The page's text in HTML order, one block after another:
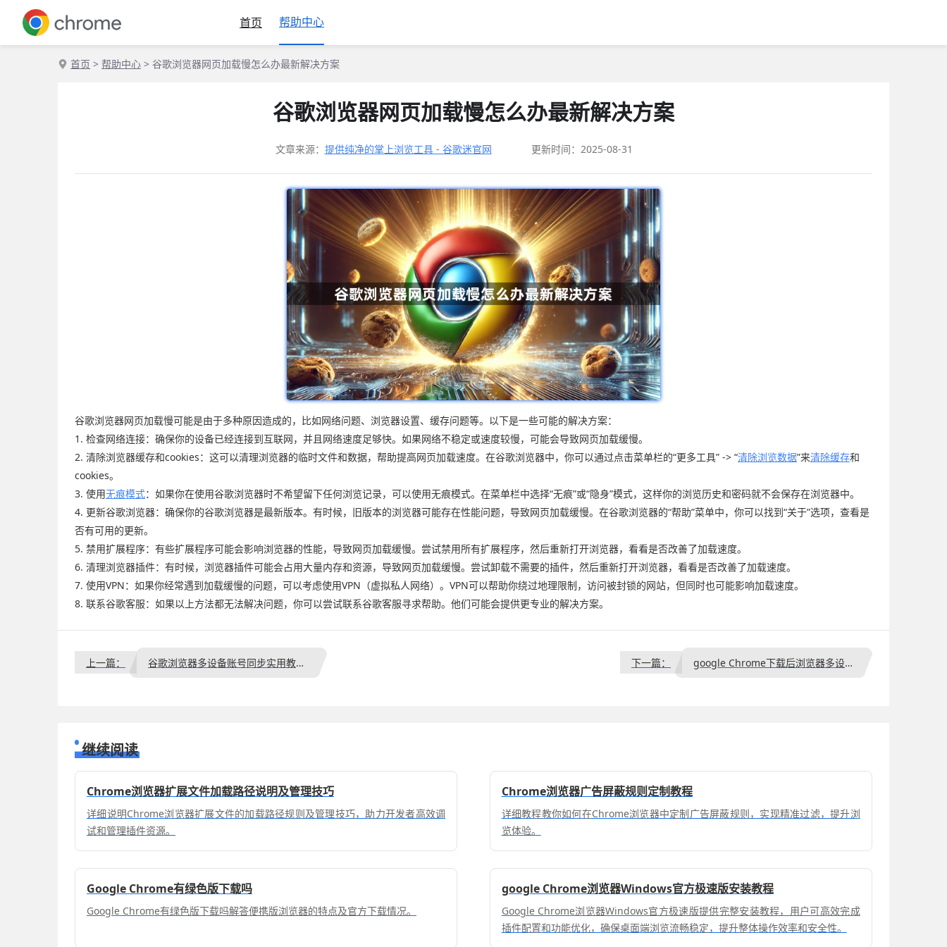
首页 帮助中心
首页 > 帮助中心 > 谷歌浏览器网页加载慢怎么办最新解决方案
谷歌浏览器网页加载慢怎么办最新解决方案
文章来源： 提供纯净的掌上浏览工具 - 谷歌迷官网 更新时间：2025-08-31
谷歌浏览器网页加载慢可能是由于多种原因造成的，比如网络问题、浏览器设置、缓存问题等。以下是一些可能的解决方案：
1. 检查网络连接：确保你的设备已经连接到互联网，并且网络速度足够快。如果网络不稳定或速度较慢，可能会导致网页加载缓慢。
2. 清除浏览器缓存和cookies：这可以清理浏览器的临时文件和数据，帮助提高网页加载速度。在谷歌浏览器中，你可以通过点击菜单栏的“更多工具” -> “清除浏览数据”来清除缓存和
cookies。
3. 使用无痕模式：如果你在使用谷歌浏览器时不希望留下任何浏览记录，可以使用无痕模式。在菜单栏中选择“无痕”或“隐身”模式，这样你的浏览历史和密码就不会保存在浏览器中。
4. 更新谷歌浏览器：确保你的谷歌浏览器是最新版本。有时候，旧版本的浏览器可能存在性能问题，导致网页加载缓慢。在谷歌浏览器的“帮助”菜单中，你可以找到“关于”选项，查看是
否有可用的更新。
5. 禁用扩展程序：有些扩展程序可能会影响浏览器的性能，导致网页加载缓慢。尝试禁用所有扩展程序，然后重新打开浏览器，看看是否改善了加载速度。
6. 清理浏览器插件：有时候，浏览器插件可能会占用大量内存和资源，导致网页加载缓慢。尝试卸载不需要的插件，然后重新打开浏览器，看看是否改善了加载速度。
7. 使用VPN：如果你经常遇到加载缓慢的问题，可以考虑使用VPN（虚拟私人网络）。VPN可以帮助你绕过地理限制，访问被封锁的网站，但同时也可能影响加载速度。
8. 联系谷歌客服：如果以上方法都无法解决问题，你可以尝试联系谷歌客服寻求帮助。他们可能会提供更专业的解决方案。
上一篇： 谷歌浏览器多设备账号同步实用教程及故障解决方案 下一篇： google Chrome下载后浏览器多设备同步使用全攻略
继续阅读
Chrome浏览器扩展文件加载路径说明及管理技巧
详细说明Chrome浏览器扩展文件的加载路径规则及管理技巧，助力开发者高效调
试和管理插件资源。
Chrome浏览器广告屏蔽规则定制教程
详细教程教你如何在Chrome浏览器中定制广告屏蔽规则，实现精准过滤，提升浏
览体验。
Google Chrome有绿色版下载吗
Google Chrome有绿色版下载吗解答便携版浏览器的特点及官方下载情况。
google Chrome浏览器Windows官方极速版安装教程
Google Chrome浏览器Windows官方极速版提供完整安装教程，用户可高效完成
插件配置和功能优化，确保桌面端浏览流畅稳定，提升整体操作效率和安全性。